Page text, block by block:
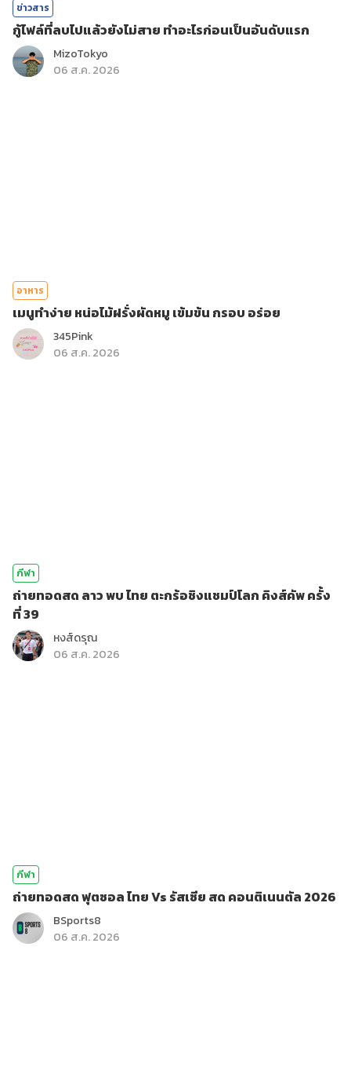
ข่าวสาร
กู้ไฟล์ที่ลบไปแล้วยังไม่สาย ทำอะไรก่อนเป็นอันดับแรก
MizoTokyo
06 ส.ค. 2026
อาหาร
เมนูทำง่าย หน่อไม้ฝรั่งผัดหมู เข้มข้น กรอบ อร่อย
345Pink
06 ส.ค. 2026
กีฬา
ถ่ายทอดสด ลาว พบ ไทย ตะกร้อชิงแชมป์โลก คิงส์คัพ ครั้ง
ที่ 39
หงส์ดรุณ
06 ส.ค. 2026
กีฬา
ถ่ายทอดสด ฟุตซอล ไทย Vs รัสเซีย สด คอนติเนนตัล 2026
BSports8
06 ส.ค. 2026